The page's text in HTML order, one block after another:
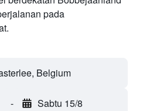
pada
Belgium
- Sabtu 15/8